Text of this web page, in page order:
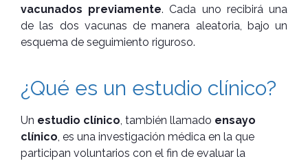
vacunados previamente. Cada uno recibirá una
de las dos vacunas de manera aleatoria, bajo un
esquema de seguimiento riguroso.
¿Qué es un estudio clínico?
Un estudio clínico , también llamado ensayo
clínico , es una investigación médica en la que
participan voluntarios con el fin de evaluar la